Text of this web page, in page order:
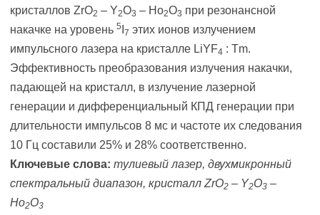
кристаллов ZrO2 – Y2O3 – Ho2O3 при резонансной
накачке на уровень 5
7 этих ионов излучением
импульсного лазера на кристалле LiYF4 : Tm.
Эффективность преобразования излучения накачки,
падающей на кристалл, в излучение лазерной
генерации и дифференциальный КПД генерации при
длительности импульсов 8 мс и частоте их следования
10 Гц составили 25% и 28% соответственно.
Ключевые слова: тулиевый лазер, двухмикронный
спектральный диапазон, кристалл ZrO2 – Y2O3 –
Ho2O3